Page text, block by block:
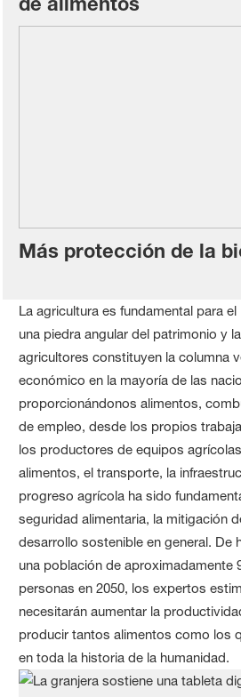
Más protección de la
La agricultura es fundamental para
una piedra angular del patrimonio y
agricultores constituyen la columna
económico en la mayoría de las
proporcionándonos alimentos,
de empleo, desde los propios
los productores de equipos
alimentos, el transporte, la
progreso agrícola ha sido
seguridad alimentaria, la mitigación
desarrollo sostenible en general. De
una población de aproximadamente
personas en 2050, los expertos
necesitarán aumentar la
producir tantos alimentos como los
en toda la historia de la humanidad.